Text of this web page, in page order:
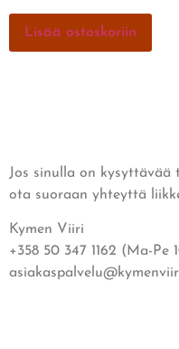
Lisää ostoskoriin
Jos sinulla on
ota suoraan yhteyttä
Kymen Viiri
+358 50 347 1162 (Ma-Pe